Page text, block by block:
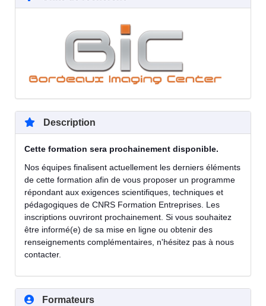
Description
Cette formation sera prochainement disponible.
Nos équipes finalisent actuellement les derniers éléments
de cette formation afin de vous proposer un programme
répondant aux exigences scientifiques, techniques et
pédagogiques de CNRS Formation Entreprises. Les
inscriptions ouvriront prochainement. Si vous souhaitez
être informé(e) de sa mise en ligne ou obtenir des
renseignements complémentaires, n'hésitez pas à nous
contacter.
Formateurs